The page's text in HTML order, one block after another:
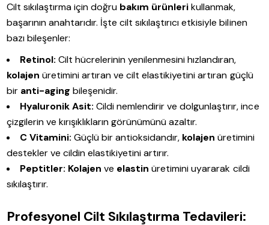
Cilt sıkılaştırma için doğru bakım ürünlerikullanmak,
başarının anahtarıdır. İşte cilt sıkılaştırıcı etkisiyle bilinen
bazı bileşenler:
Retinol: Cilt hücrelerinin yenilenmesini hızlandıran,
kolajen üretimini artıran ve cilt elastikiyetini artıran güçlü
bir anti-aging bileşenidir.
Hyaluronik Asit: Cildi nemlendirir ve dolgunlaştırır, ince
çizgilerin ve kırışıklıkların görünümünü azaltır.
C Vitamini: Güçlü bir antioksidandır, kolajen üretimini
destekler ve cildin elastikiyetini artırır.
Peptitler: Kolajen ve elastin üretimini uyararak cildi
sıkılaştırır.
Profesyonel Cilt Sıkılaştırma Tedavileri: